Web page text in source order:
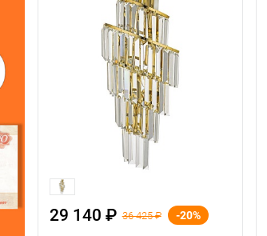
29 140 ₽ 36 425 ₽ -20%